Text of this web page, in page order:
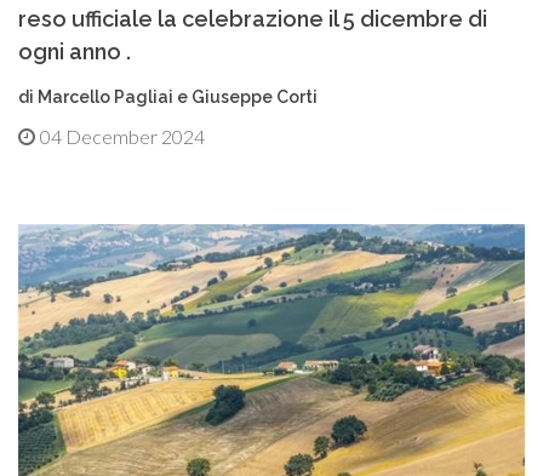
reso ufficiale la celebrazione il 5 dicembre di
ogni anno .
di Marcello Pagliai e Giuseppe Corti
04 December 2024